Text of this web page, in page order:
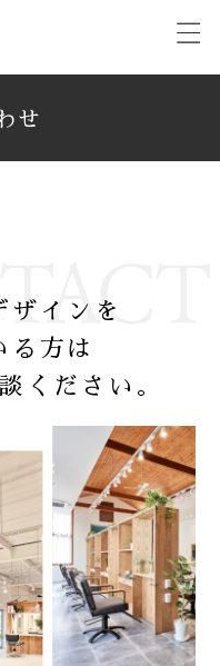
せ
ザインを
る方は
ください。